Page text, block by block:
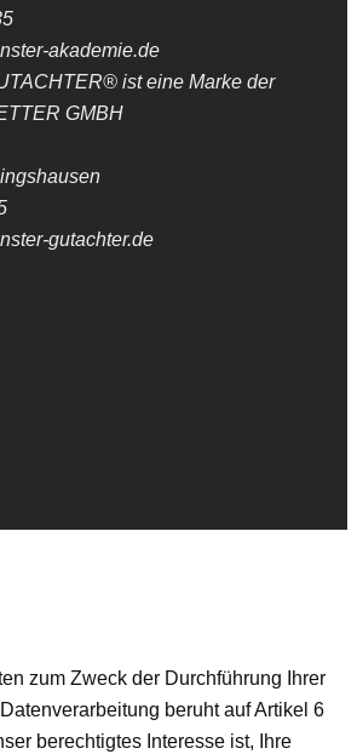
akademie.de
ist eine Marke der
GMBH
gutachter.de
zum Zweck der Durchführung Ihrer
beruht auf Artikel 6
berechtigtes Interesse ist, Ihre